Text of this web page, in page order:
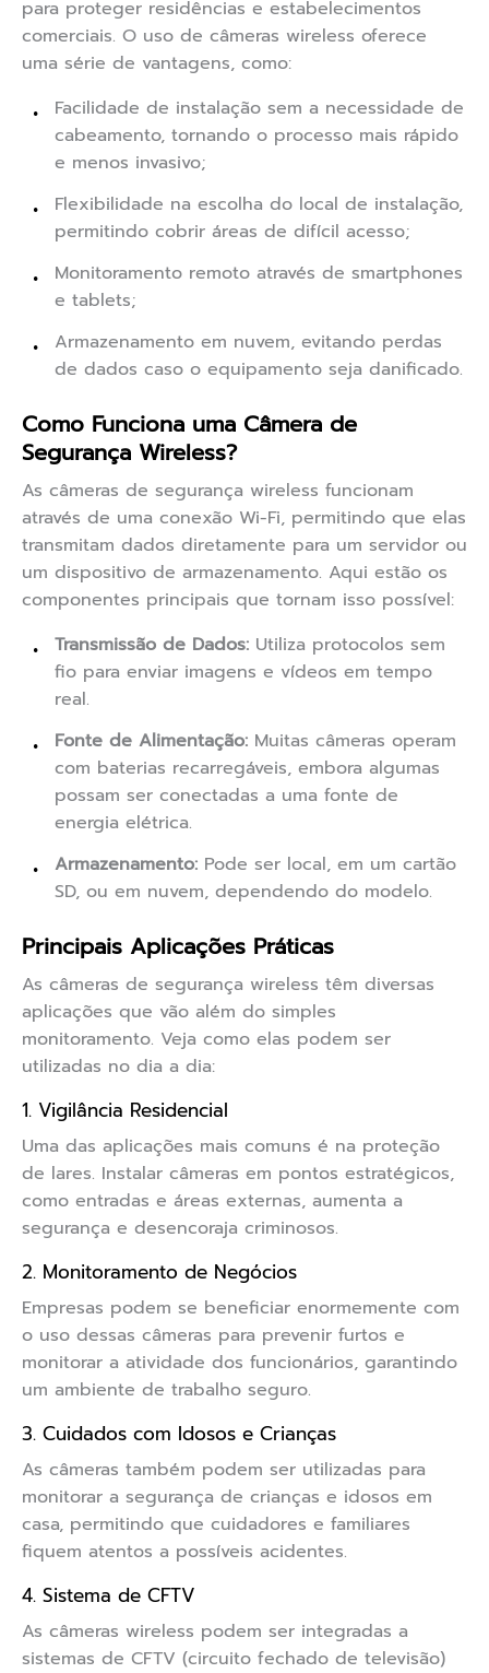
para proteger residências e estabelecimentos
comerciais. O uso de câmeras wireless oferece
uma série de vantagens, como:
Facilidade de instalação sem a necessidade de
cabeamento, tornando o processo mais rápido
e menos invasivo;
Flexibilidade na escolha do local de instalação,
permitindo cobrir áreas de difícil acesso;
Monitoramento remoto através de smartphones
e tablets;
Armazenamento em nuvem, evitando perdas
de dados caso o equipamento seja danificado.
Como Funciona uma Câmera de
Segurança Wireless?
As câmeras de segurança wireless funcionam
através de uma conexão Wi-Fi, permitindo que elas
transmitam dados diretamente para um servidor ou
um dispositivo de armazenamento. Aqui estão os
componentes principais que tornam isso possível:
Transmissão de Dados: Utiliza protocolos sem
fio para enviar imagens e vídeos em tempo
real.
Fonte de Alimentação: Muitas câmeras operam
com baterias recarregáveis, embora algumas
possam ser conectadas a uma fonte de
energia elétrica.
Armazenamento: Pode ser local, em um cartão
SD, ou em nuvem, dependendo do modelo.
Principais Aplicações Práticas
As câmeras de segurança wireless têm diversas
aplicações que vão além do simples
monitoramento. Veja como elas podem ser
utilizadas no dia a dia:
1. Vigilância Residencial
Uma das aplicações mais comuns é na proteção
de lares. Instalar câmeras em pontos estratégicos,
como entradas e áreas externas, aumenta a
segurança e desencoraja criminosos.
2. Monitoramento de Negócios
Empresas podem se beneficiar enormemente com
o uso dessas câmeras para prevenir furtos e
monitorar a atividade dos funcionários, garantindo
um ambiente de trabalho seguro.
3. Cuidados com Idosos e Crianças
As câmeras também podem ser utilizadas para
monitorar a segurança de crianças e idosos em
casa, permitindo que cuidadores e familiares
fiquem atentos a possíveis acidentes.
4. Sistema de CFTV
As câmeras wireless podem ser integradas a
sistemas de CFTV (circuito fechado de televisão)